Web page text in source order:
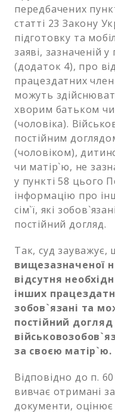
передбачених
статті 23 Закону
підготовку та
заяві, зазначеній
(додаток 4), про
працездатних
можуть
хворим батьком
(чоловіка).
постійним
(чоловіком),
чи матір`ю, не
у пункті 58 цього
інформацію про
сім`ї, які
постійний догляд.
Так, суд зауважує,
вищезазначеної
відсутня
інших
зобов`язані та
постійний
за своєю матір`ю.
Відповідно до п.
вивчає отримані
документи, оцінює